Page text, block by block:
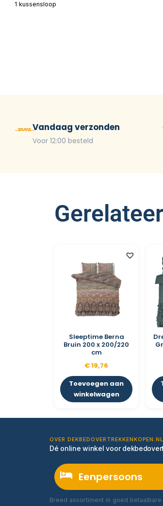
1 kussensloop
Vandaag verzonden
Voor 12:00 besteld
Sleeptime Berna
Bruin 200 x 200/220
cm
€19,76
Toevoegen aan
winkelwagen
OVER DEKBEDOVERTREKKENKOPEN.NL
Dé online winkel voor
Eenpersoons
Breed assortiment in goed